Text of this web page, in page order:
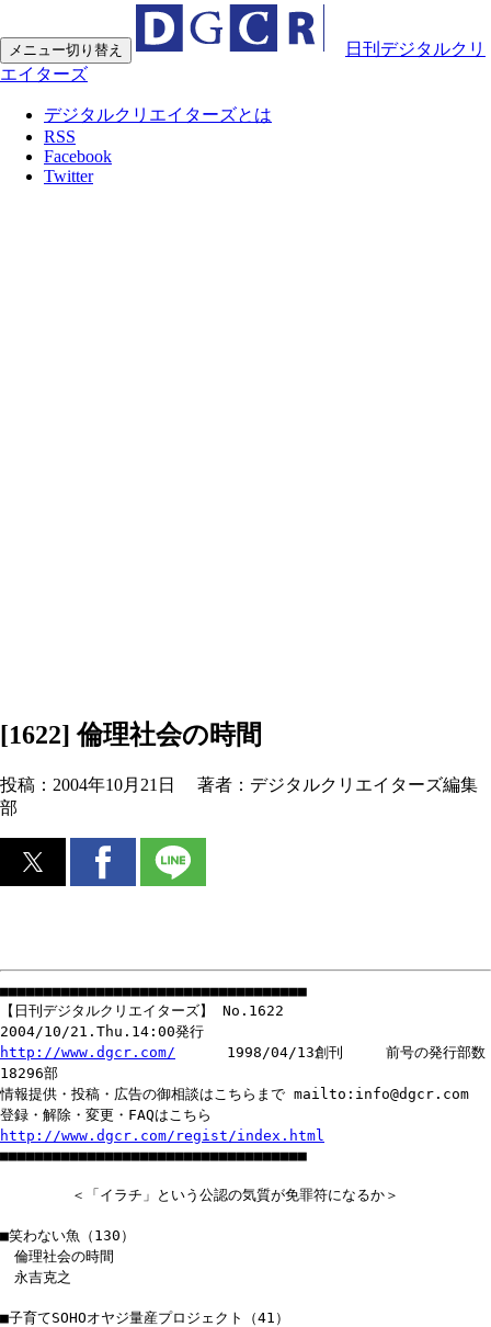
メニュー切り替え
日刊デジタルクリ
エイターズ
デジタルクリエイターズとは
RSS
Facebook
Twitter
[1622] 倫理社会の時間
投稿： 2004年10月21日 著者： デジタルクリエイターズ編集
部
■■■■■■■■■■■■■■■■■■■■■■■■■■■■■■■■■■■
【日刊デジタルクリエイターズ】 No.1622
2004/10/21.Thu.14:00発行
http://www.dgcr.com/ 1998/04/13創刊 前号の発行部数
18296部
情報提供・投稿・広告の御相談はこちらまで mailto:info@dgcr.com
登録・解除・変更・FAQはこちら
http://www.dgcr.com/regist/index.html
■■■■■■■■■■■■■■■■■■■■■■■■■■■■■■■■■■■
＜「イラチ」という公認の気質が免罪符になるか＞
■笑わない魚（130）
倫理社会の時間
永吉克之
■子育てSOHOオヤジ量産プロジェクト（41）